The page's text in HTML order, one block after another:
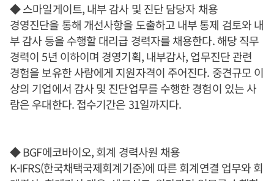
◆ 스마일게이트, 내부 감사 및 진단 담당자 채용
경영진단을 통해 개선사항을 도출하고 내부 통제 검토와 내
부 감사 등을 수행할 대리급 경력자를 채용한다. 해당 직무
경력이 5년 이하이며 경영기획, 내부감사, 업무진단 관련
경험을 보유한 사람에게 지원자격이 주어진다. 중견규모 이
상의 기업에서 감사 및 진단업무를 수행한 경험이 있는 사
람은 우대한다. 접수기간은 31일까지다.
◆ BGF에코바이오, 회계 경력사원 채용
K-IFRS(한국채택국제회계기준)에 따른 회계연결 업무와 회